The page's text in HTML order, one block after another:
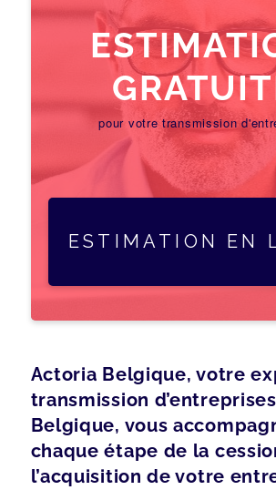
pour votre transmission
ESTIMATION EN
Actoria Belgique, votre
transmission
Belgique, vous
chaque étape de la
l’acquisition de votre